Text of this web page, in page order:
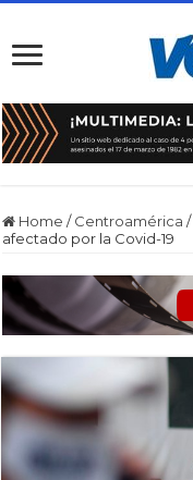
Home / Centroamérica /
afectado por la Covid-19